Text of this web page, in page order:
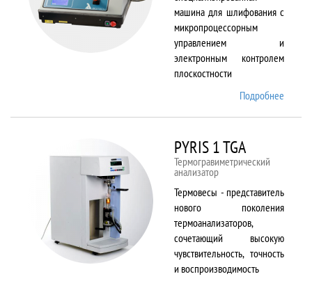
машина для шлифования с
микропроцессорным
управлением и
электронным контролем
плоскостности
Подробнее
PYRIS 1 TGA
Термогравиметрический
анализатор
Термовесы - представитель
нового поколения
термоанализаторов,
сочетающий высокую
чувствительность, точность
и воспроизводимость